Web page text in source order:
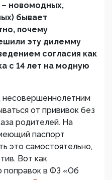
новомодных,
бывает
почему
эту дилемму
согласия как
с 14 лет на модную
несовершеннолетним
от прививок без
родителей. На
паспорт
это самостоятельно,
Вот как
поправок в ФЗ «Об